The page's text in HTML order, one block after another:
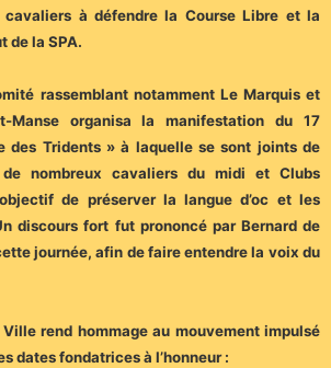
à défendre la Course Libre et la
de la SPA.
rassemblant notamment Le Marquis et
Manse organisa la manifestation du 17
des Tridents » à laquelle se sont joints de
de nombreux cavaliers du midi et Clubs
de préserver la langue d’oc et les
discours fort fut prononcé par Bernard de
journée, afin de faire entendre la voix du
rend hommage au mouvement impulsé
dates fondatrices à l’honneur :